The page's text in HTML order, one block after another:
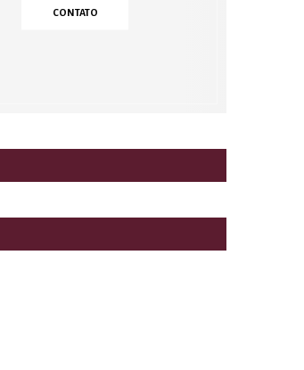
CONTATO